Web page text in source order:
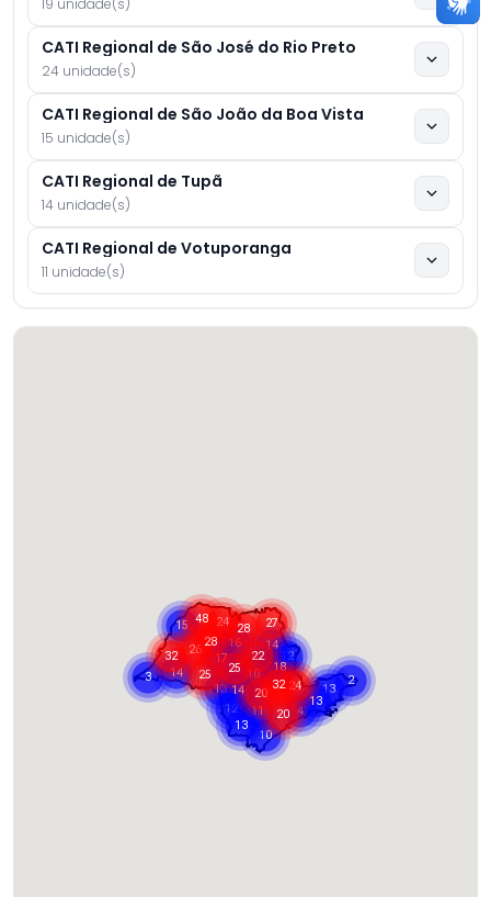
CATI Regional de São José do Rio Preto
24 unidade(s)
CATI Regional de São João da Boa Vista
15 unidade(s)
CATI Regional de Tupã
14 unidade(s)
CATI Regional de Votuporanga
11 unidade(s)